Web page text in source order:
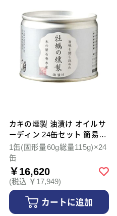
カキの燻製 油漬け オイルサ
ーディン 24缶セット 簡易梱
包 ケース販売
1缶(固形量60g総量115g)×24
缶
￥16,620
(税込 ￥17,949)
カートに追加